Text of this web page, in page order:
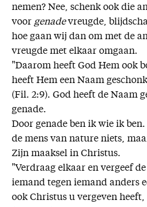
nemen? Nee, schenk ook die
voor genadevreugde,
hoe gaan wij dan om met de
vreugde met elkaar omgaan.
"Daarom heeft God Hem ook
heeft Hem een Naam
(Fil. 2:9). God heeft de Naam
genade.
Door genade ben ik wie ik
de mens van nature niets,
Zijn maaksel in Christus.
"Verdraag elkaar en vergeef
iemand tegen iemand anders
ook Christus u vergeven heeft,